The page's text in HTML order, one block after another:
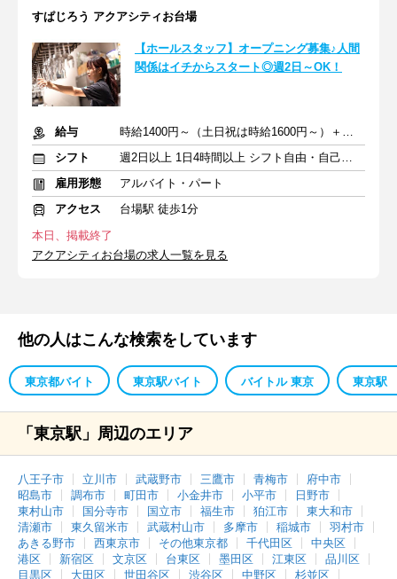
すぱじろう アクアシティお台場
【ホールスタッフ】オープニング募集♪人間
関係はイチからスタート◎週2日～OK！
給与
時給1400円～（土日祝は時給1600円～）＋交通費全額支給
シフト
週2日以上 1日4時間以上 シフト自由・自己申告
雇用形態
アルバイト・パート
アクセス
台場駅 徒歩1分
本日、掲載終了
アクアシティお台場の求人一覧を見る
他の人はこんな検索をしています
東京都バイト 東京駅バイト バイトル 東京 東京駅
「東京駅」周辺のエリア
八王子市 立川市 武蔵野市 三鷹市 青梅市
府中市
昭島市
調布市 町田市 小金井市 小平市
日野市
東村山市
国分寺市 国立市 福生市 狛江市
東大和市
清瀬市
東久留米市 武蔵村山市 多摩市 稲城市
羽村市
あきる野市
西東京市 その他東京都 千代田区
中央区
港区
新宿区 文京区 台東区 墨田区 江東区
品川区
目黒区
大田区 世田谷区 渋谷区 中野区 杉並区